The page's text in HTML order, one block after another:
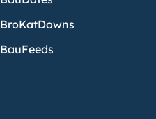
BroKatDowns
BauFeeds